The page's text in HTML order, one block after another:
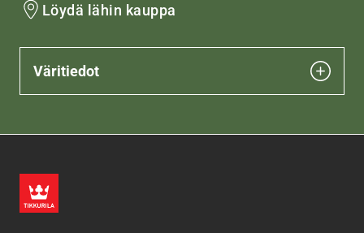
Löydä lähin kauppa
Väritiedot